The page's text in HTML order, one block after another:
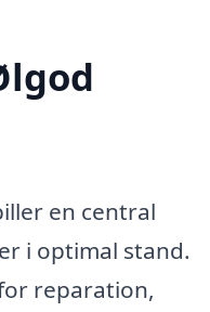
en central
i optimal stand.
reparation,